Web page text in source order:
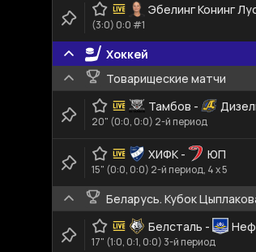
Эбелинг Конинг
(3:0) 0:0 #1
Хоккей
Товарищеские матчи
Тамбов -
20" (0:0, 0:0) 2-й период
ХИФК - ЮП
15" (0:0, 0:0) 2-й период, 4 x 5
Беларусь. Кубок
Белсталь -
17" (1:0, 0:1, 0:0) 3-й период